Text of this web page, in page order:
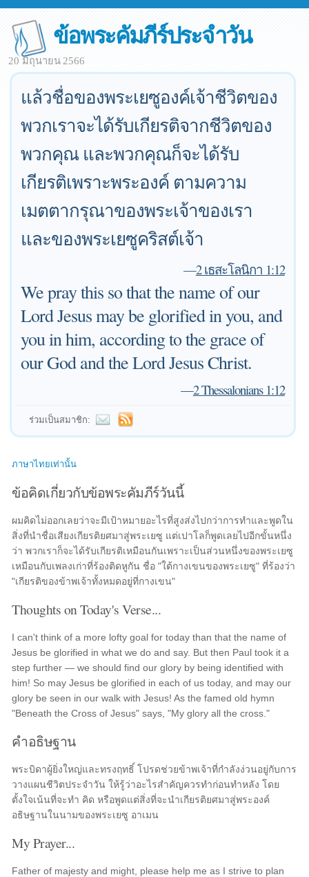
ข้อพระคัมภีร์ประจำวัน
20 มิถุนายน 2566
แล้วชื่อของพระเยซูองค์เจ้าชีวิตของ
พวกเราจะได้รับเกียรติจากชีวิตของ
พวกคุณ และพวกคุณก็จะได้รับ
เกียรติเพราะพระองค์ ตามความ
เมตตากรุณาของพระเจ้าของเรา
และของพระเยซูคริสต์เจ้า
—2 เธสะโลนิกา 1:12
We pray this so that the name of our
Lord Jesus may be glorified in you, and
you in him, according to the grace of
our God and the Lord Jesus Christ.
—2 Thessalonians 1:12
ร่วมเป็นสมาชิก:
ภาษาไทยเท่านั้น
ข้อคิดเกี่ยวกับข้อพระคัมภีร์วันนี้
ผมคิดไม่ออกเลยว่าจะมีเป้าหมายอะไรที่สูงส่งไปกว่าการทำและพูดใน
สิ่งที่นำชื่อเสียงเกียรติยศมาสู่พระเยซู แต่เปาโลก็พูดเลยไปอีกขั้นหนึ่ง
ว่า พวกเราก็จะได้รับเกียรติเหมือนกันเพราะเป็นส่วนหนึ่งของพระเยซู
เหมือนกับเพลงเก่าที่ร้องติดหูกัน ชื่อ "ใต้กางเขนของพระเยซู" ที่ร้องว่า
"เกียรติของข้าพเจ้าทั้งหมดอยู่ที่กางเขน"
Thoughts on Today's Verse...
I can't think of a more lofty goal for today than that the name of
Jesus be glorified in what we do and say. But then Paul took it a
step further — we should find our glory by being identified with
him! So may Jesus be glorified in each of us today, and may our
glory be seen in our walk with Jesus! As the famed old hymn
"Beneath the Cross of Jesus" says, "My glory all the cross."
คำอธิษฐาน
พระบิดาผู้ยิ่งใหญ่และทรงฤทธิ์ โปรดช่วยข้าพเจ้าที่กำลังง่วนอยู่กับการ
วางแผนชีวิตประจำวัน ให้รู้ว่าอะไรสำคัญควรทำก่อนทำหลัง โดย
ตั้งใจเน้นที่จะทำ คิด หรือพูดแต่สิ่งที่จะนำเกียรติยศมาสู่พระองค์
อธิษฐานในนามของพระเยซู อาเมน
My Prayer...
Father of majesty and might, please help me as I strive to plan